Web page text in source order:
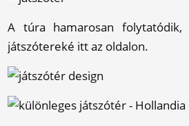
A túra hamarosan
játszótereké itt az oldalon.